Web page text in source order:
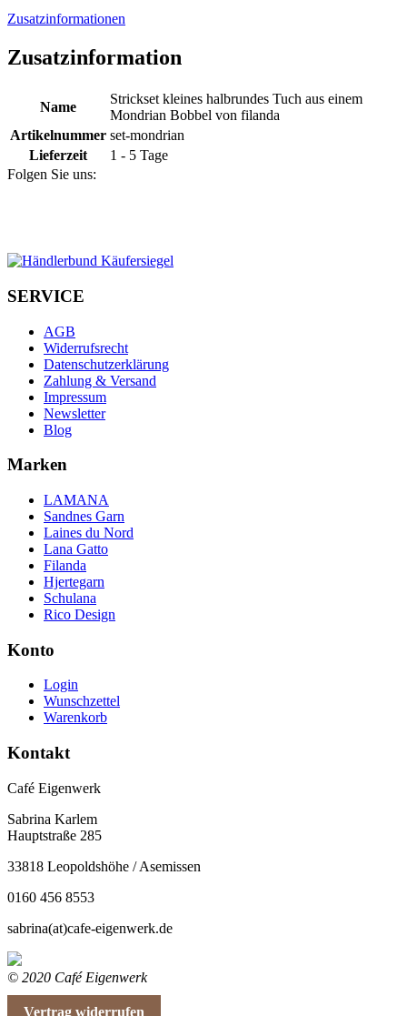
Zusatzinformationen
Zusatzinformation
Name
Strickset kleines halbrundes Tuch aus einem
Mondrian Bobbel von filanda
Artikelnummer set-mondrian
Lieferzeit
1 - 5 Tage
Folgen Sie uns:
SERVICE
AGB
Widerrufsrecht
Datenschutzerklärung
Zahlung & Versand
Impressum
Newsletter
Blog
Marken
LAMANA
Sandnes Garn
Laines du Nord
Lana Gatto
Filanda
Hjertegarn
Schulana
Rico Design
Konto
Login
Wunschzettel
Warenkorb
Kontakt
Café Eigenwerk
Sabrina Karlem
Hauptstraße 285
33818 Leopoldshöhe / Asemissen
0160 456 8553
sabrina(at)cafe-eigenwerk.de
© 2020 Café Eigenwerk
Vertrag widerrufen